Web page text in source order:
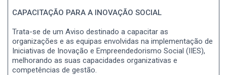
CAPACITAÇÃO PARA A INOVAÇÃO SOCIAL
Trata-se de um Aviso destinado a capacitar as
organizações e as equipas envolvidas na implementação de
Iniciativas de Inovação e Empreendedorismo Social (IIES),
melhorando as suas capacidades organizativas e
competências de gestão.